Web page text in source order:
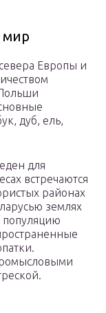
мир
Европы и
дуб, ель,
для
встречаются
районах
землях